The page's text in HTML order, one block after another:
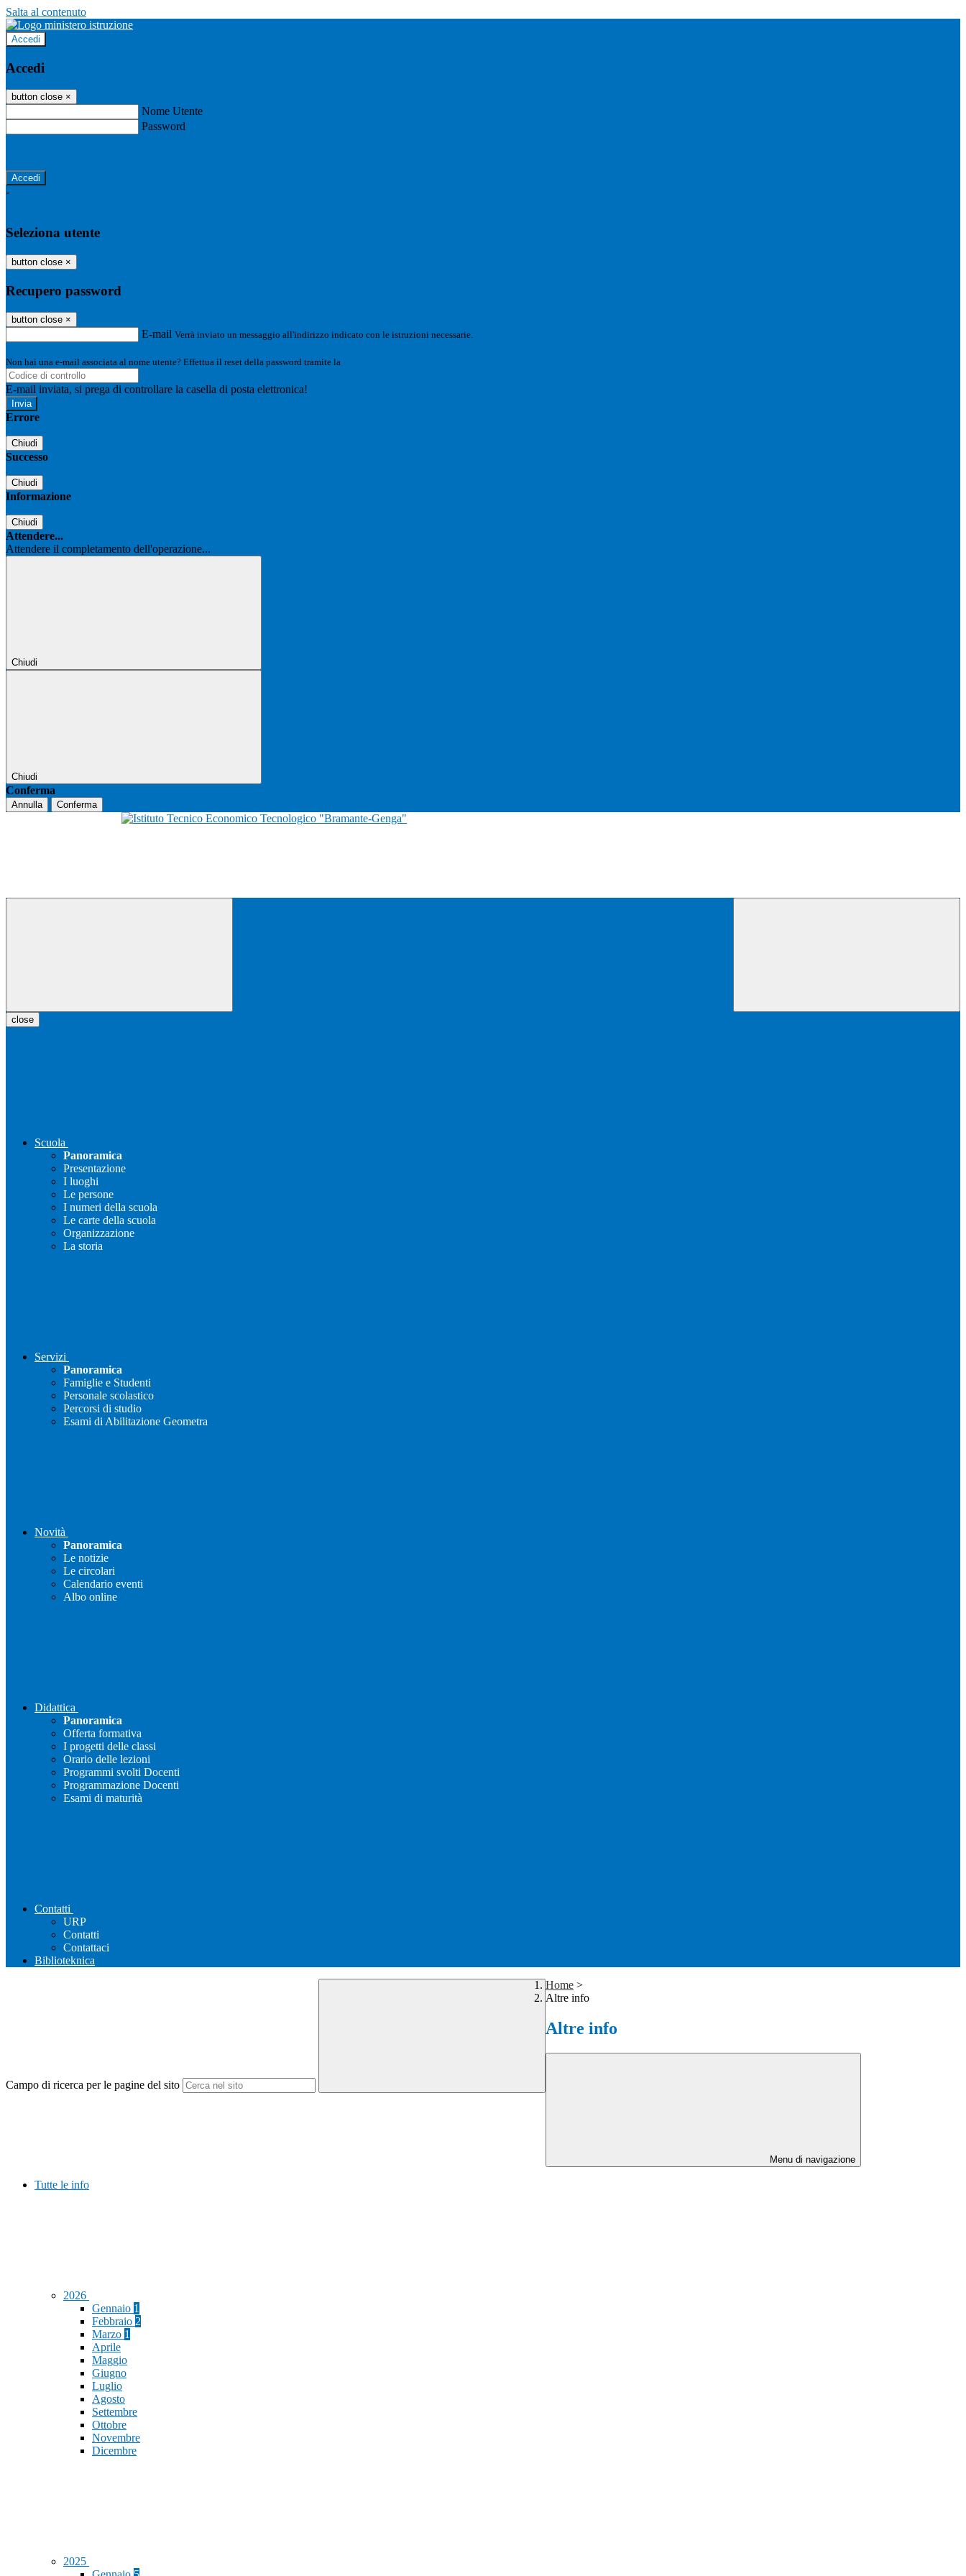
Salta al contenuto
Accedi
Accedi
button close ×
Nome Utente
Password
-
Seleziona utente
button close ×
Recupero password
button close ×
E-mail Verrà inviato un messaggio all'indirizzo indicato con le istruzioni necessarie.
Non hai una e-mail associata al nome utente? Effettua il reset della password tramite la
E-mail inviata, si prega di controllare la casella di posta elettronica!
Errore
Chiudi
Successo
Chiudi
Informazione
Chiudi
Attendere...
Attendere il completamento dell'operazione...
Chiudi
Chiudi
Conferma
Annulla Conferma
close
Scuola
Panoramica
Presentazione
I luoghi
Le persone
I numeri della scuola
Le carte della scuola
Organizzazione
La storia
Servizi
Panoramica
Famiglie e Studenti
Personale scolastico
Percorsi di studio
Esami di Abilitazione Geometra
Novità
Panoramica
Le notizie
Le circolari
Calendario eventi
Albo online
Didattica
Panoramica
Offerta formativa
I progetti delle classi
Orario delle lezioni
Programmi svolti Docenti
Programmazione Docenti
Esami di maturità
Contatti
URP
Contatti
Contattaci
Biblioteknica
Campo di ricerca per le pagine del sito
Home >
Altre info
Altre info
Menu di navigazione
Tutte le info
2026
Gennaio 1
Febbraio 2
Marzo 1
Aprile
Maggio
Giugno
Luglio
Agosto
Settembre
Ottobre
Novembre
Dicembre
2025